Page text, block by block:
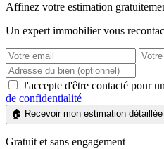
Affinez votre estimation
Un expert immobilier vous
J'accepte d'être contacté pour
de confidentialité
🏠 Recevoir mon estimation détaillée
Gratuit et sans engagement